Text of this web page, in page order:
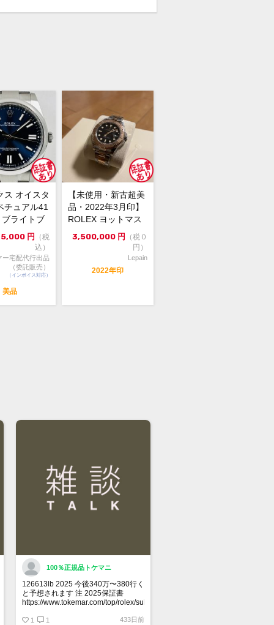
証書(最新ギャラ：2023年2月印)・
グリーンクロノメータータグ・コマ
レット調整の施されている未使用品
れる微細なスレがございます。
チョコレート文字盤の ヨットマスタ
ーイズサイズ が入荷しました。
の日付も新しく、未使用品と文句な
ンディションです。
女性のどちらでも着けられるサイズ
で、ペアウォッチとしてもオススメ
5318-5250
ス オイスタ
チュアル41
ライトブ
年...
円
（税
込）
ー宅配代行出品
（委託販売）
（インボイス対応）
美品
【未使用・新古超美
品・2022年3月印】
ROLEX ヨットマス
ター 37mm オイ...
3,500,000 円
（税０
円）
Lepain
2022年印
100％正規品トケマニ
126613lb 2025 今後340万〜380行く
と予想されます 注 2025保証書
https://www.tokemar.com/top/rolex/submariner/166613lb-
1 1 433日前